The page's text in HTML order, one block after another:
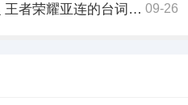
王者荣耀亚连的台词有什么 王者荣耀亚连的台词一览 09-26